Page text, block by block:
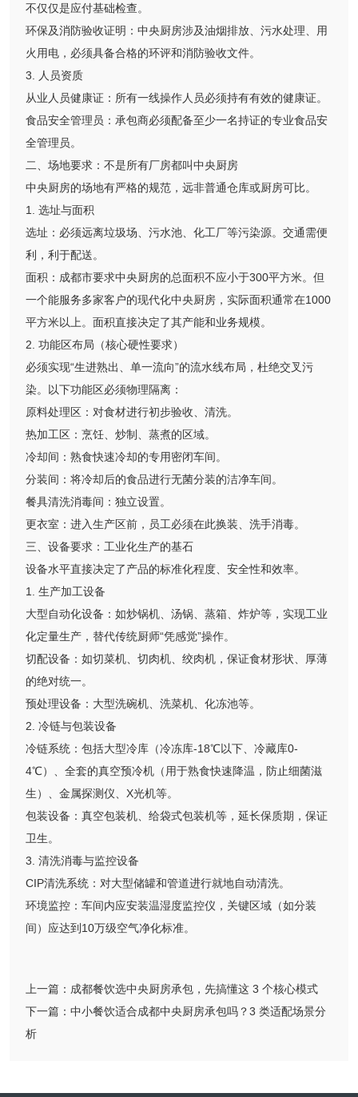
不仅仅是应付基础检查。
环保及消防验收证明：中央厨房涉及油烟排放、污水处理、用
火用电，必须具备合格的环评和消防验收文件。
3. 人员资质
从业人员健康证：所有一线操作人员必须持有有效的健康证。
食品安全管理员：承包商必须配备至少一名持证的专业食品安
全管理员。
二、场地要求：不是所有厂房都叫中央厨房
中央厨房的场地有严格的规范，远非普通仓库或厨房可比。
1. 选址与面积
选址：必须远离垃圾场、污水池、化工厂等污染源。交通需便
利，利于配送。
面积：成都市要求中央厨房的总面积不应小于300平方米。但
一个能服务多家客户的现代化中央厨房，实际面积通常在1000
平方米以上。面积直接决定了其产能和业务规模。
2. 功能区布局（核心硬性要求）
必须实现“生进熟出、单一流向”的流水线布局，杜绝交叉污
染。以下功能区必须物理隔离：
原料处理区：对食材进行初步验收、清洗。
热加工区：烹饪、炒制、蒸煮的区域。
冷却间：熟食快速冷却的专用密闭车间。
分装间：将冷却后的食品进行无菌分装的洁净车间。
餐具清洗消毒间：独立设置。
更衣室：进入生产区前，员工必须在此换装、洗手消毒。
三、设备要求：工业化生产的基石
设备水平直接决定了产品的标准化程度、安全性和效率。
1. 生产加工设备
大型自动化设备：如炒锅机、汤锅、蒸箱、炸炉等，实现工业
化定量生产，替代传统厨师“凭感觉”操作。
切配设备：如切菜机、切肉机、绞肉机，保证食材形状、厚薄
的绝对统一。
预处理设备：大型洗碗机、洗菜机、化冻池等。
2. 冷链与包装设备
冷链系统：包括大型冷库（冷冻库-18℃以下、冷藏库0-
4℃）、全套的真空预冷机（用于熟食快速降温，防止细菌滋
生）、金属探测仪、X光机等。
包装设备：真空包装机、给袋式包装机等，延长保质期，保证
卫生。
3. 清洗消毒与监控设备
CIP清洗系统：对大型储罐和管道进行就地自动清洗。
环境监控：车间内应安装温湿度监控仪，关键区域（如分装
间）应达到10万级空气净化标准。
上一篇： 成都餐饮选中央厨房承包，先搞懂这 3 个核心模式
下一篇： 中小餐饮适合成都中央厨房承包吗？3 类适配场景分
析